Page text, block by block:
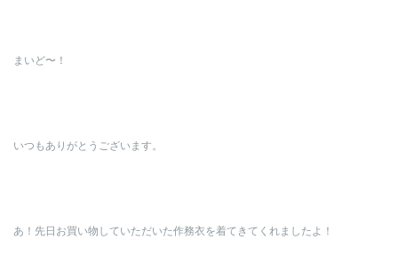
まいど〜！
いつもありがとうございます。
あ！先日お買い物していただいた作務衣を着てきてくれましたよ！